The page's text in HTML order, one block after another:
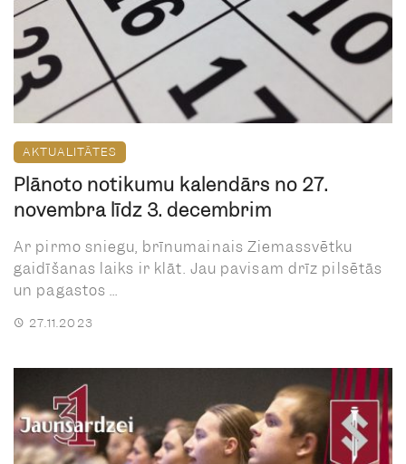
AKTUALITĀTES
Plānoto notikumu kalendārs no 27.
novembra līdz 3. decembrim
Ar pirmo sniegu, brīnumainais Ziemassvētku
gaidīšanas laiks ir klāt. Jau pavisam drīz pilsētās
un pagastos ...
27.11.2023